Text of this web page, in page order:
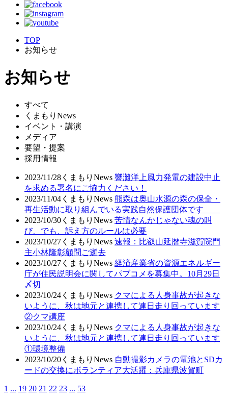
TOP
お知らせ
お知らせ
すべて
くまもりNews
イベント・講演
メディア
要望・提案
採用情報
2023/11/28 くまもりNews 響灘洋上風力発電の建設中止
を求める署名にご協力ください！
2023/11/04 くまもりNews 熊森は奥山水源の森の保全・
再生活動に取り組んでいる実践自然保護団体です
2023/10/30 くまもりNews 苦情なんかじゃない魂の叫
び、でも、訴え方のルールは必要
2023/10/27 くまもりNews 速報：比叡山延暦寺滋賀院門
主小林隆彰顧問ご逝去
2023/10/27 くまもりNews 経済産業省の資源エネルギー
庁が住民説明会に関してパブコメを募集中。10月29日
〆切
2023/10/24 くまもりNews クマによる人身事故が起きな
いように、秋は地元と連携して連日走り回っています
②クマ講座
2023/10/24 くまもりNews クマによる人身事故が起きな
いように、秋は地元と連携して連日走り回っています
①環境整備
2023/10/20 くまもりNews 自動撮影カメラの電池とSDカ
ードの交換にボランティア大活躍：兵庫県波賀町
1 ... 19 20 21 22 23 ... 53